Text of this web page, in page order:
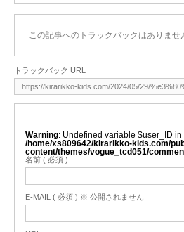
この記事へのトラックバックはありませ
トラックバック URL
Warning : Undefined variable $user_ID in
/home/xs809642/kirarikko-kids.com/
content/themes/vogue_tcd051/
名前 ( 必須 )
E-MAIL ( 必須 ) ※ 公開されません